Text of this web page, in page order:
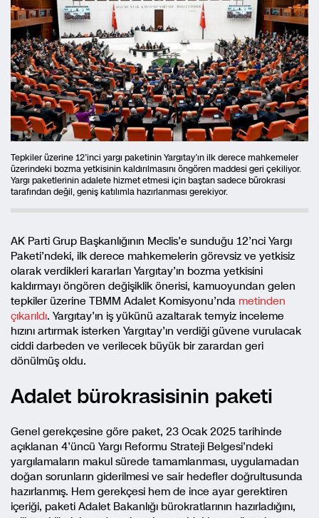
Tepkiler üzerine 12’inci yargı paketinin Yargıtay’ın ilk derece mahkemeler
üzerindeki bozma yetkisinin kaldırılmasını öngören maddesi geri çekiliyor.
Yargı paketlerinin adalete hizmet etmesi için baştan sadece bürokrasi
tarafından değil, geniş katılımla hazırlanması gerekiyor.
AK Parti Grup Başkanlığının Meclis’e sunduğu 12’nci Yargı
Paketi’ndeki, ilk derece mahkemelerin görevsiz ve yetkisiz
olarak verdikleri kararları Yargıtay’ın bozma yetkisini
kaldırmayı öngören değişiklik önerisi, kamuoyundan gelen
tepkiler üzerine TBMM Adalet Komisyonu’nda metinden
çıkarıldı. Yargıtay’ın iş yükünü azaltarak temyiz inceleme
hızını artırmak isterken Yargıtay’ın verdiği güvene vurulacak
ciddi darbeden ve verilecek büyük bir zarardan geri
dönülmüş oldu.
Adalet bürokrasisinin paketi
Genel gerekçesine göre paket, 23 Ocak 2025 tarihinde
açıklanan 4’üncü Yargı Reformu Strateji Belgesi’ndeki
yargılamaların makul sürede tamamlanması, uygulamadan
doğan sorunların giderilmesi ve sair hedefler doğrultusunda
hazırlanmış. Hem gerekçesi hem de ince ayar gerektiren
içeriği, paketi Adalet Bakanlığı bürokratlarının hazırladığını,